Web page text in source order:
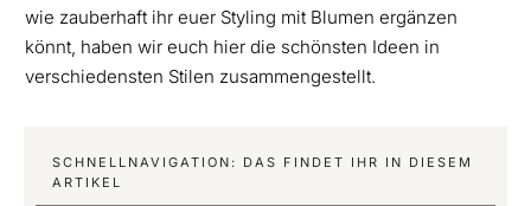
wie zauberhaft ihr euer Styling mit Blumen ergänzen
könnt, haben wir euch hier die schönsten Ideen in
verschiedensten Stilen zusammengestellt.
SCHNELLNAVIGATION: DAS FINDET IHR IN DIESEM
ARTIKEL